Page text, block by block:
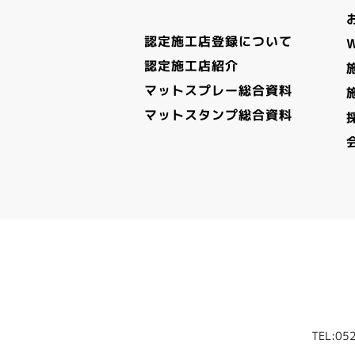
認定施工店登録について
認定施工店紹介
マットスプレー総合資料
マットスタンプ総合資料